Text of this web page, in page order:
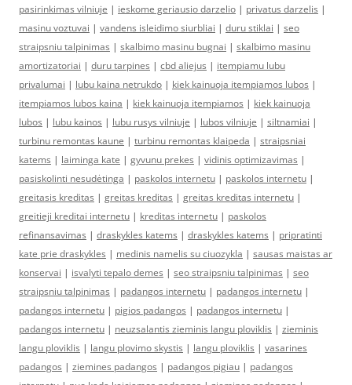
pasirinkimas vilniuje | ieskome geriausio darzelio | privatus darzelis |
masinu voztuvai | vandens isleidimo siurbliai | duru stiklai | seo
straipsniu talpinimas | skalbimo masinu bugnai | skalbimo masinu
amortizatoriai | duru tarpines | cbd aliejus | itempiamu lubu
privalumai | lubu kaina netrukdo | kiek kainuoja itempiamos lubos |
itempiamos lubos kaina | kiek kainuoja itempiamos | kiek kainuoja
lubos | lubu kainos | lubu rusys vilniuje | lubos vilniuje | siltnamiai |
turbinu remontas kaune | turbinu remontas klaipeda | straipsniai
katems | laiminga kate | gyvunu prekes | vidinis optimizavimas |
pasiskolinti nesudėtinga | paskolos internetu | paskolos internetu |
greitasis kreditas | greitas kreditas | greitas kreditas internetu |
greitieji kreditai internetu | kreditas internetu | paskolos
refinansavimas | draskykles katems | draskykles katems | pripratinti
kate prie draskykles | medinis namelis su ciuozykla | sausas maistas ar
konservai | isvalyti tepalo demes | seo straipsniu talpinimas | seo
straipsniu talpinimas | padangos internetu | padangos internetu |
padangos internetu | pigios padangos | padangos internetu |
padangos internetu | neuzsalantis zieminis langu ploviklis | zieminis
langu ploviklis | langu plovimo skystis | langu ploviklis | vasarines
padangos | ziemines padangos | padangos pigiau | padangos